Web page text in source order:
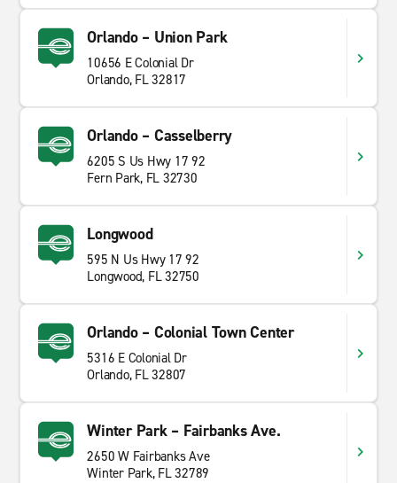
Orlando – Union Park
10656 E Colonial Dr
Orlando, FL 32817
Orlando – Casselberry
6205 S Us Hwy 17 92
Fern Park, FL 32730
Longwood
595 N Us Hwy 17 92
Longwood, FL 32750
Orlando – Colonial Town Center
5316 E Colonial Dr
Orlando, FL 32807
Winter Park – Fairbanks Ave.
2650 W Fairbanks Ave
Winter Park, FL 32789